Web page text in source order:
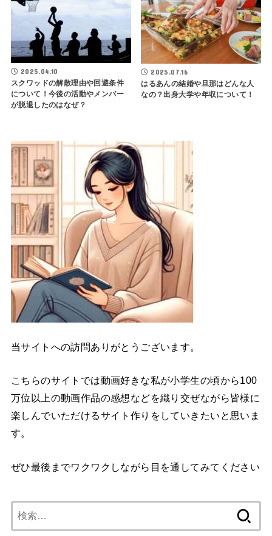
2025.04.10
スクワッドの解散理由や回避条件
について！今後の活動やメンバー
が脱退したのはなぜ？
2025.07.16
はるあんの結婚や旦那はどんな人
なの？出身大学や年収について！
当サイトへの訪問ありがとうございます。
こちらのサイトでは動画好きな私が小学生の頃から100
万位以上の動画作品の感想などを織り交ぜながら皆様に
楽しんでいただけるサイト作りをしていきたいと思いま
す。
ぜひ最後までワクワクしながら目を通してみてください
索: